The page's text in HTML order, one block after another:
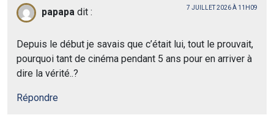
papapa dit : 7 JUILLET 2026 À 11H09
Depuis le début je savais que c’était lui, tout le prouvait,
pourquoi tant de cinéma pendant 5 ans pour en arriver à
dire la vérité..?
Répondre